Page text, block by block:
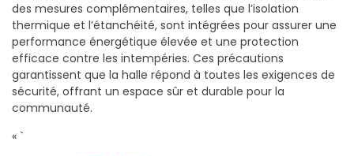
des mesures complémentaires, telles que l’isolation
thermique et l’étanchéité, sont intégrées pour assurer une
performance énergétique élevée et une protection
efficace contre les intempéries. Ces précautions
garantissent que la halle répond à toutes les exigences de
sécurité, offrant un espace sûr et durable pour la
communauté.
« `